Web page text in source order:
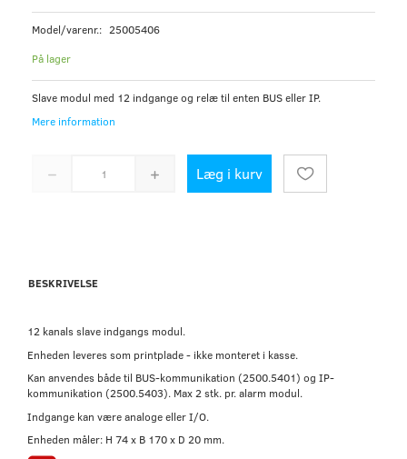
Model/varenr.: 25005406
På lager
Slave modul med 12 indgange og relæ til enten BUS eller IP.
Mere information
Læg i kurv
BESKRIVELSE
12 kanals slave indgangs modul.
Enheden leveres som printplade - ikke monteret i kasse.
Kan anvendes både til BUS-kommunikation (2500.5401) og IP-
kommunikation (2500.5403). Max 2 stk. pr. alarm modul.
Indgange kan være analoge eller I/O.
Enheden måler: H 74 x B 170 x D 20 mm.